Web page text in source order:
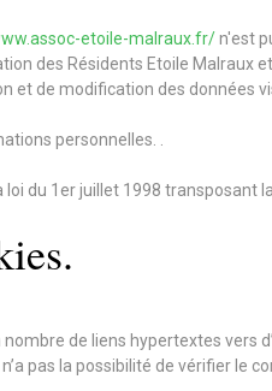
etoile-malraux.fr/n'est
des Résidents Etoile
et de modification des données
personnelles. .
du 1er juillet 1998
de liens hypertextes vers
pas la possibilité de vérifier le